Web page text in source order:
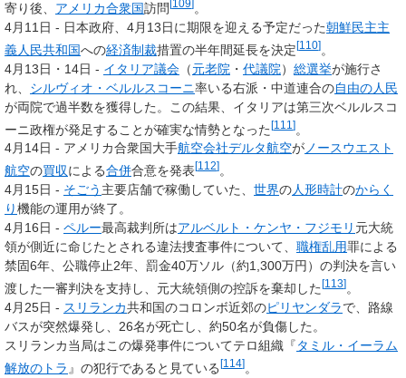
寄り後、 アメリカ合衆国訪問 109 。
4月11日 - 日本政府、4月13日に期限を迎える予定だった朝鮮民主主
義人民共和国への経済制裁措置の半年間延長を決定[110]。
4月13日・14日 - イタリア議会 （元老院 ・ 代議院） 総選挙が施行さ
れ、 シルヴィオ・ベルルスコーニ率いる右派・中道連合の自由の人民
が両院で過半数を獲得した。この結果、イタリアは第三次ベルルスコ
ーニ政権が発足することが確実な情勢となった[111 ]。
4月14日 - アメリカ合衆国大手航空会社デルタ航空がノースウエスト
航空の買収による合併合意を発表[112] 。
4月15日 - そごう 主要店舗で稼働していた、 世界の人形時計のからく
り機能の運用が終了。
4月16日 - ペルー最高裁判所はアルベルト・ケンヤ・フジモリ 元大統
領が側近に命じたとされる違法捜査事件について、 職権乱用罪による
禁固6年、公職停止2年、罰金40万ソル（約1,300万円）の判決を言い
渡した一審判決を支持し、元大統領側の控訴を棄却した[113]。
4月25日 - スリランカ共和国のコロンボ近郊のピリヤンダラで、路線
バスが突然爆発し、26名が死亡し、約50名が負傷した。
スリランカ当局はこの爆発事件についてテロ組織『タミル・イーラム
解放のトラ 』の犯行であると見ている[114]